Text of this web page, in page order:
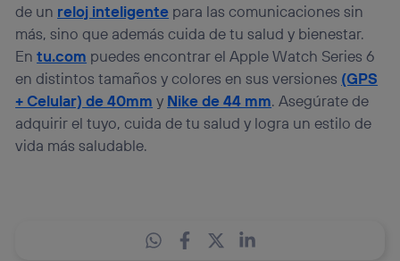
de un reloj inteligente para las comunicaciones sin
más, sino que además cuida de tu salud y bienestar.
Entu.com puedes encontrar el Apple Watch Series 6
en distintos tamaños y colores en sus versiones (GPS
+ Celular) de 40mm y Nike de 44 mm. Asegúrate de
adquirir el tuyo, cuida de tu salud y logra un estilo de
vida más saludable.